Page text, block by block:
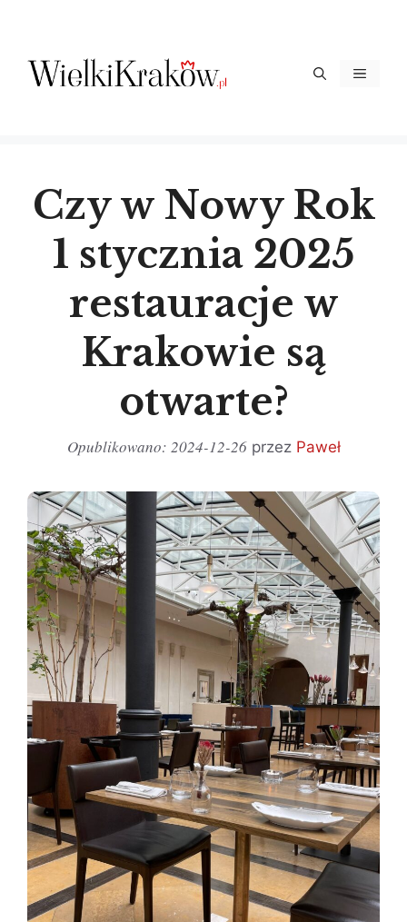
treści
Menu
Czy w Nowy Rok
1 stycznia 2025
restauracje w
Krakowie są
otwarte?
2024-12-26 przez Paweł